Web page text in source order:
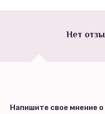
Нет
Напишите свое мнение о